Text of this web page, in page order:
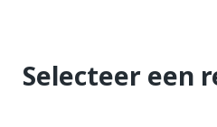
Selecteer een